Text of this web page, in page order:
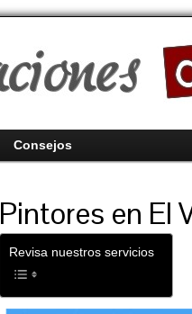
Consejos
Pintores en El
Revisa nuestros servicios